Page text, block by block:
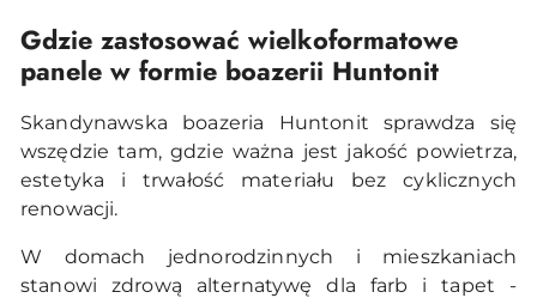
Gdzie zastosować wielkoformatowe
panele w formie boazerii Huntonit
Skandynawska boazeria Huntonit sprawdza się
wszędzie tam, gdzie ważna jest jakość powietrza,
estetyka i trwałość materiału bez cyklicznych
renowacji.
W domach jednorodzinnych i mieszkaniach
stanowi zdrową alternatywę dla farb i tapet -